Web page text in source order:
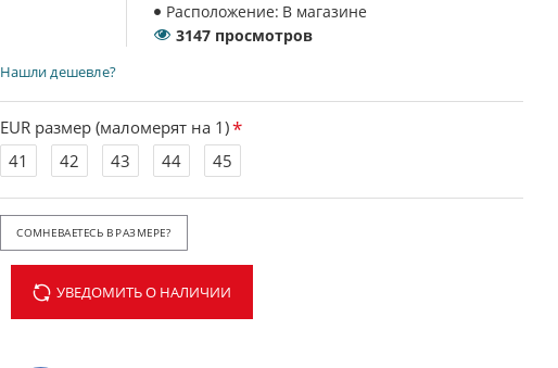
Расположение: В магазине
3147 просмотров
EUR размер (маломерят на 1)
41
42 43 44 45
УВЕДОМИТЬ О НАЛИЧИИ
Нашли дешевле?
СОМНЕВАЕТЕСЬ В РАЗМЕРЕ?